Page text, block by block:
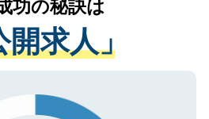
取り扱いについての厳密な
した事業者のみに付与され
ーマークを取得済みです。
た個人情報は、SSL（デー
関してもご安心ください。
がら、適切なアドバイスを
ます。すぐにご転職をされ
期的なサポートが可能です
登録ください。
功の秘訣は
開求人」